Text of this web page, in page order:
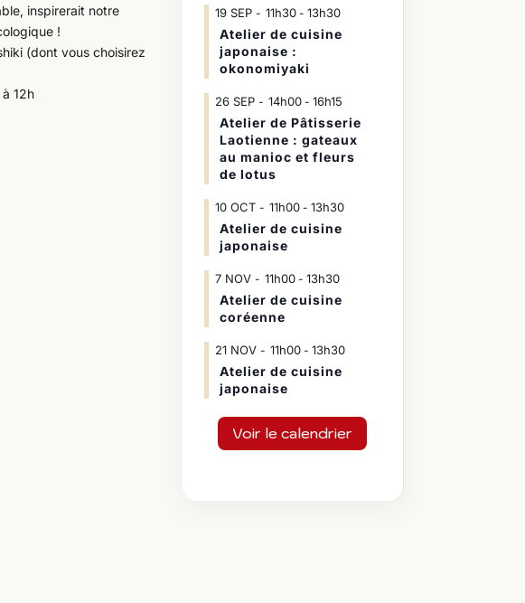
inspirerait notre
!
(dont vous choisirez
12h
19 SEP 11h30- 13h30
Atelier de cuisine
japonaise :
okonomiyaki
26 SEP 14h00- 16h15
Atelier de Pâtisserie
Laotienne : gateaux
au manioc et fleurs
de lotus
10 OCT 11h00- 13h30
Atelier de cuisine
japonaise
7 NOV 11h00- 13h30
Atelier de cuisine
coréenne
21 NOV 11h00- 13h30
Atelier de cuisine
japonaise
Voir le calendrier